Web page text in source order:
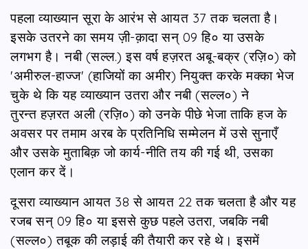
पहला व्याख्यान सूरा के आरंभ से आयत 37 तक चलता है।
इसके उतरने का समय ज़ी-क़ादा सन् 09 हि० या उसके
लगभग है। नबी (सल्ल.) इस वर्ष हज़रत अबू-बक्र (रज़ि०) को
'अमीरुल-हाज्ज' (हाजियों का अमीर) नियुक्त करके मक्का भेज
चुके थे कि यह व्याख्यान उतरा और नबी (सल्ल०) ने
तुरन्त हज़रत अली (रज़ि०) को उनके पीछे भेजा ताकि हज के
अवसर पर तमाम अरब के प्रतिनिधि सम्मेलन में उसे सुनाएँ
और उसके मुताबिक़ जो कार्य-नीति तय की गई थी, उसका
एलान कर दें।
दूसरा व्याख्यान आयत 38 से आयत 22 तक चलता है और यह
रजब सन् 09 हि० या इससे कुछ पहले उतरा, जबकि नबी
(सल्ल०) तबूक की लड़ाई की तैयारी कर रहे थे। इसमें